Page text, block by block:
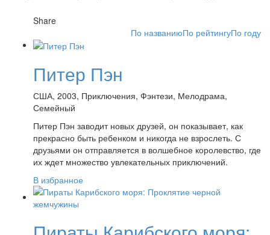
Share
По названиюПо рейтингуПо году
Питер Пэн
США, 2003, Приключения, Фэнтези, Мелодрама,
Семейный
Питер Пэн заводит новых друзей, он показывает, как
прекрасно быть ребенком и никогда не взрослеть. С
друзьями он отправляется в волшебное королевство, где
их ждет множество увлекательных приключений.
В избранное